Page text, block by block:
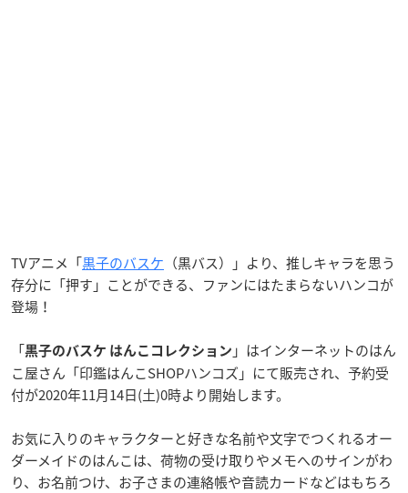
TVアニメ「黒子のバスケ （黒バス）」より、推しキャラを思う
存分に「押す」ことができる、ファンにはたまらないハンコが
登場！
「黒子のバスケ はんこコレクション 」はインターネットのはん
こ屋さん「印鑑はんこSHOPハンコズ」にて販売され、予約受
付が2020年11月14日(土)0時より開始します。
お気に入りのキャラクターと好きな名前や文字でつくれるオー
ダーメイドのはんこは、荷物の受け取りやメモへのサインがわ
り、お名前つけ、お子さまの連絡帳や音読カードなどはもちろ